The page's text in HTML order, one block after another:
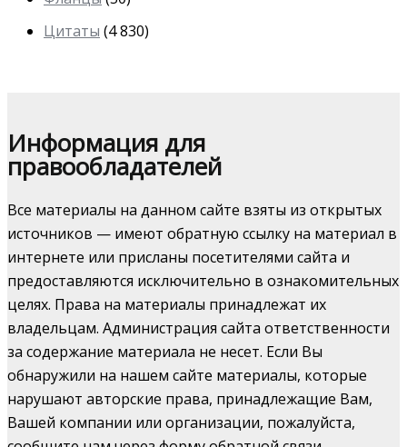
Цитаты (4 830)
Информация для
правообладателей
Все материалы на данном сайте взяты из открытых
источников — имеют обратную ссылку на материал в
интернете или присланы посетителями сайта и
предоставляются исключительно в ознакомительных
целях. Права на материалы принадлежат их
владельцам. Администрация сайта ответственности
за содержание материала не несет. Если Вы
обнаружили на нашем сайте материалы, которые
нарушают авторские права, принадлежащие Вам,
Вашей компании или организации, пожалуйста,